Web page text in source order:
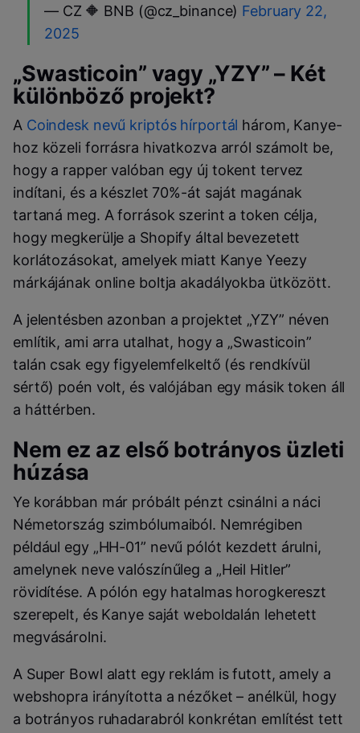
— CZ 🔶 BNB (@cz_binance) February 22,
2025
„Swasticoin” vagy „YZY” – Két
különböző projekt?
A Coindesk nevű kriptós hírportál három, Kanye-
hoz közeli forrásra hivatkozva arról számolt be,
hogy a rapper valóban egy új tokent tervez
indítani, és a készlet 70%-át saját magának
tartaná meg. A források szerint a token célja,
hogy megkerülje a Shopify által bevezetett
korlátozásokat, amelyek miatt Kanye Yeezy
márkájának online boltja akadályokba ütközött.
A jelentésben azonban a projektet „YZY” néven
említik, ami arra utalhat, hogy a „Swasticoin”
talán csak egy figyelemfelkeltő (és rendkívül
sértő) poén volt, és valójában egy másik token áll
a háttérben.
Nem ez az első botrányos üzleti
húzása
Ye korábban már próbált pénzt csinálni a náci
Németország szimbólumaiból. Nemrégiben
például egy „HH-01” nevű pólót kezdett árulni,
amelynek neve valószínűleg a „Heil Hitler”
rövidítése. A pólón egy hatalmas horogkereszt
szerepelt, és Kanye saját weboldalán lehetett
megvásárolni.
A Super Bowl alatt egy reklám is futott, amely a
webshopra irányította a nézőket – anélkül, hogy
a botrányos ruhadarabról konkrétan említést tett